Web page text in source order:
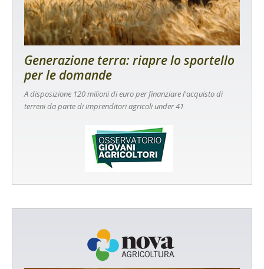
Generazione terra: riapre lo sportello
per le domande
A disposizione 120 milioni di euro per finanziare l'acquisto di
terreni da parte di imprenditori agricoli under 41